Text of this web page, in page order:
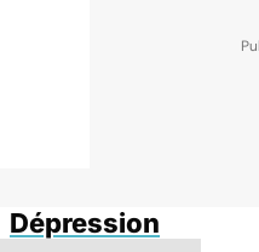
Dépression